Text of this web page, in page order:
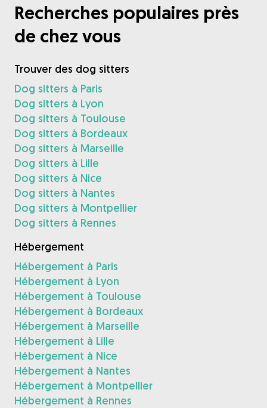
Recherches populaires près
de chez vous
Trouver des dog sitters
Dog sitters à Paris
Dog sitters à Lyon
Dog sitters à Toulouse
Dog sitters à Bordeaux
Dog sitters à Marseille
Dog sitters à Lille
Dog sitters à Nice
Dog sitters à Nantes
Dog sitters à Montpellier
Dog sitters à Rennes
Hébergement
Hébergement à Paris
Hébergement à Lyon
Hébergement à Toulouse
Hébergement à Bordeaux
Hébergement à Marseille
Hébergement à Lille
Hébergement à Nice
Hébergement à Nantes
Hébergement à Montpellier
Hébergement à Rennes